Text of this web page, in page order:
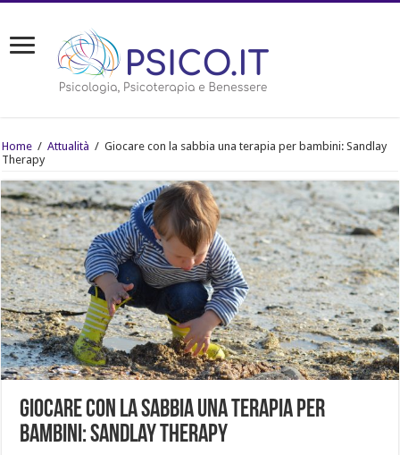
Home / Attualità / Giocare con la sabbia una terapia per bambini: Sandlay
Therapy
Giocare con la sabbia una terapia per
bambini: Sandlay Therapy